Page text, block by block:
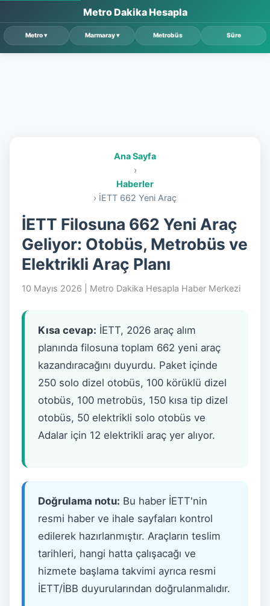
Metro Dakika Hesapla
Ana Sayfa
›
Haberler
› İETT 662 Yeni Araç
İETT Filosuna 662 Yeni Araç
Geliyor: Otobüs, Metrobüs ve
Elektrikli Araç Planı
10 Mayıs 2026 | Metro Dakika Hesapla Haber Merkezi
Kısa cevap: İETT, 2026 araç alım
planında filosuna toplam 662 yeni araç
kazandıracağını duyurdu. Paket içinde
250 solo dizel otobüs, 100 körüklü dizel
otobüs, 100 metrobüs, 150 kısa tip dizel
otobüs, 50 elektrikli solo otobüs ve
Adalar için 12 elektrikli araç yer alıyor.
Doğrulama notu: Bu haber İETT'nin
resmi haber ve ihale sayfaları kontrol
edilerek hazırlanmıştır. Araçların teslim
tarihleri, hangi hatta çalışacağı ve
hizmete başlama takvimi ayrıca resmi
İETT/İBB duyurularından doğrulanmalıdır.